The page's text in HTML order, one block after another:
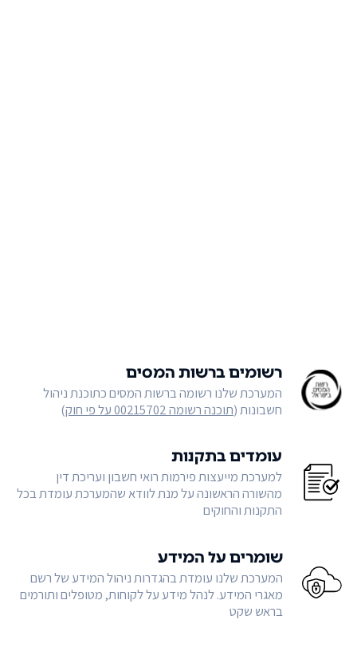
רשומים ברשות המסים
המערכת שלנו רשומה ברשות המסים כתוכנת ניהול
חשבונות (תוכנה רשומה 00215702 על פי חוק )
עומדים בתקנות
למערכת מייעצות פירמות רואי חשבון ועריכת דין
מהשורה הראשונה על מנת לוודא שהמערכת עומדת בכל
התקנות והחוקים
שומרים על המידע
המערכת שלנו עומדת בהגדרות ניהול המידע של רשם
מאגרי המידע. לנהל מידע על לקוחות, מטופלים ותורמים
בראש שקט